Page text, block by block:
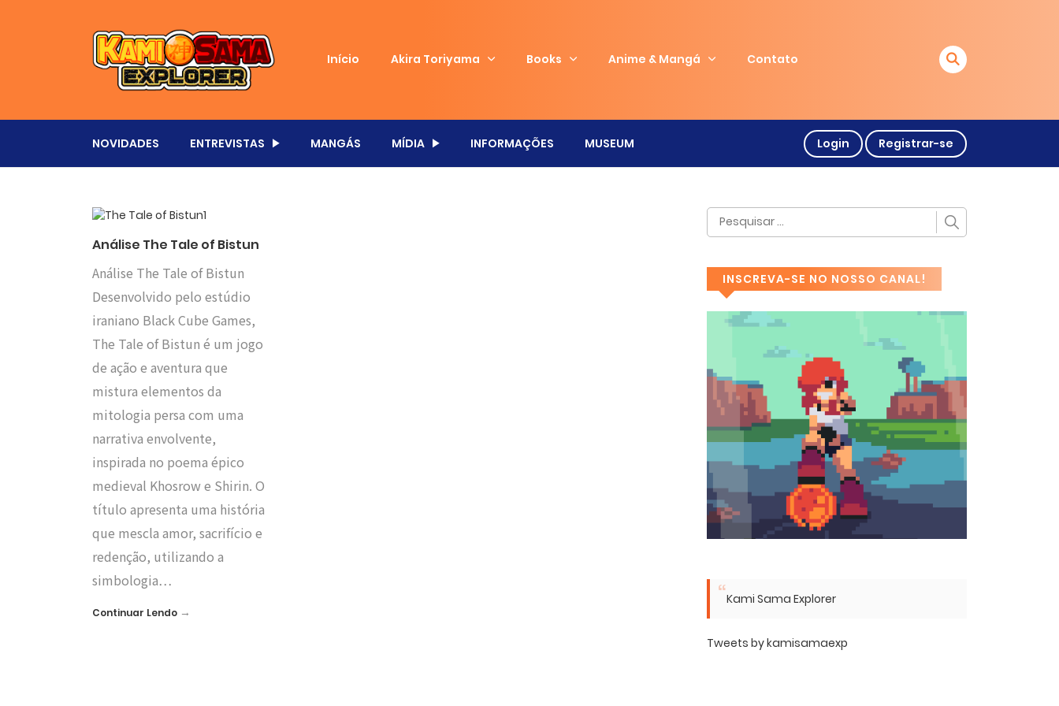
Início Akira Toriyama Books Anime & Mangá Contato
NOVIDADES ENTREVISTAS MANGÁS MÍDIA INFORMAÇÕES MUSEUM Login Registrar-se
Análise The Tale of Bistun
Análise The Tale of Bistun
Desenvolvido pelo estúdio
iraniano Black Cube Games,
The Tale of Bistun é um jogo
de ação e aventura que
mistura elementos da
mitologia persa com uma
narrativa envolvente,
inspirada no poema épico
medieval Khosrow e Shirin. O
título apresenta uma história
que mescla amor, sacrifício e
redenção, utilizando a
simbologia…
Continuar Lendo →
INSCREVA-SE NO NOSSO CANAL!
Kami Sama Explorer
Tweets by kamisamaexp